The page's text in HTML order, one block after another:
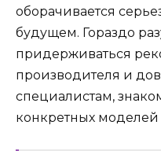
оборачивается
будущем. Гораздо
придерживаться
производителя и
специалистам,
конкретных моделей